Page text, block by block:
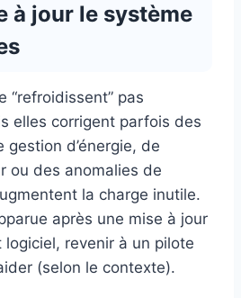
à jour le système
“refroidissent” pas
elles corrigent parfois des
d’énergie, de
ou des anomalies de
la charge inutile.
après une mise à jour
logiciel, revenir à un pilote
(selon le contexte).